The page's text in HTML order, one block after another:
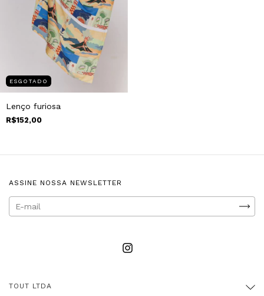
ESGOTADO
Lenço furiosa
R$152,00
ASSINE NOSSA NEWSLETTER
TOUT LTDA